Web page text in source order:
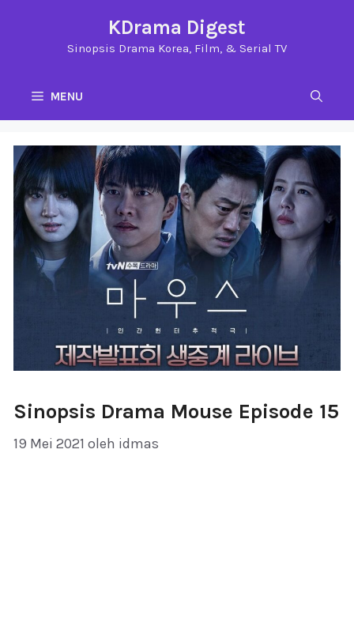
KDrama Digest
Sinopsis Drama Korea, Film, & Serial TV
MENU
Sinopsis Drama Mouse Episode 15
19 Mei 2021 oleh idmas